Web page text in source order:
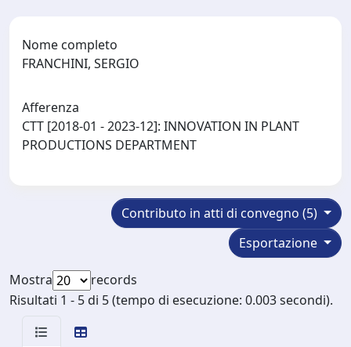
Nome completo
FRANCHINI, SERGIO
Afferenza
CTT [2018-01 - 2023-12]: INNOVATION IN PLANT
PRODUCTIONS DEPARTMENT
Contributo in atti di convegno (5)
Esportazione
Mostra
records
Risultati 1 - 5 di 5 (tempo di esecuzione: 0.003 secondi).